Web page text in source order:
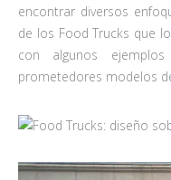
encontrar diversos
de los Food Trucks que
con algunos
prometedores modelos